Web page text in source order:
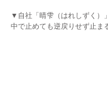
▼自社「晴雫（はれしずく）
中で止めても逆戻りせず止ま